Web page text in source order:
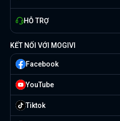
HỖ TRỢ
KẾT NỐI VỚI MOGIVI
Facebook
YouTube
Tiktok